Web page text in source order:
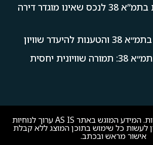
תמורות שיווניות בתמ”א 38 לנכס שאינו מוגדר דירה
להיעדר שוויון
יחסית
© כל הזכויות שמורות. המידע המוגש באתר AS IS ערוך לנוחיות
כל שימוש בתוכן המוצג ללא קבלת
אישור מראש ובכתב.